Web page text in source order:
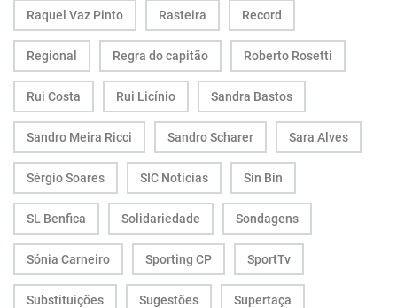
Raquel Vaz Pinto Rasteira Record
Regional Regra do capitão Roberto Rosetti
Rui Costa Rui Licínio Sandra Bastos
Sandro Meira Ricci Sandro Scharer Sara Alves
Sérgio Soares SIC Notícias Sin Bin
SL Benfica Solidariedade Sondagens
Sónia Carneiro Sporting CP SportTv
Substituições Sugestões Supertaça